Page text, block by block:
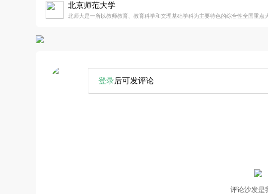
北京师范大学
北师大是一所以教师教育、教育科学和文理基础学科为主要特色的综合性全国重点
登录后可发评论
评论沙发是